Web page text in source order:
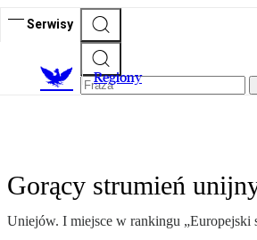
Serwisy
Regiony
Gorący strumień
Uniejów. I miejsce w rankingu